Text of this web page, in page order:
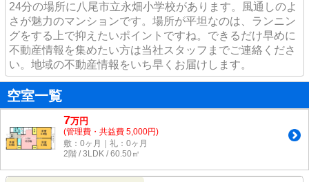
24分の場所に八尾市立永畑小学校があります。風通しのよ
さが魅力のマンションです。場所が平坦なのは、ランニン
グをする上で抑えたいポイントですね。できるだけ早めに
不動産情報を集めたい方は当社スタッフまでご連絡くださ
い。地域の不動産情報をいち早くお届けします。
空室一覧
7万円
(管理費・共益費 5,000円)
敷：0ヶ月｜礼：0ヶ月
2階 / 3LDK / 60.50㎡